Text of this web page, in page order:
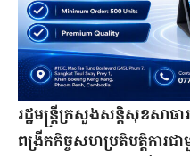
រដ្ឋមន្ត្រីក្រសួងសន្តិសុខសាធ
ពង្រីកកិច្ចសហប្រតិបត្តិការជ